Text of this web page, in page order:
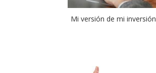
Mi versión de mi inversión